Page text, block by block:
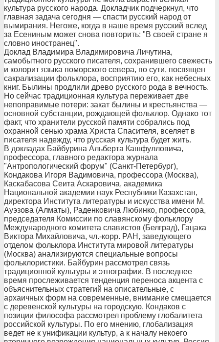
культура русского народа. Докладчик подчеркнул, что
главная задача сегодня — спасти русский народ от
вымирания. Негоже, когда в наше время русский вслед
за Есениным может снова повторить: "В своей стране я
словно иностранец".
Доклад Владимира Владимировича Личутина,
самобытного русского писателя, сохранившего свежесть
и колорит языка поморского севера, по сути, посвящен
сакрализации фольклора, восприятию его, как небесных
книг. Былины продлили древо русского рода в вечность.
Но сейчас традиционная культура переживает две
непоправимые потери: закат былины и крестьянства —
основной субстанции, рождающей фольклор. Однако тот
факт, что хранители русской памяти собрались под
охранной сенью храма Христа Спасителя, вселяет в
писателя надежду, что русская культура будет жить.
В докладах Байбурина Альберта Кашфулловича,
профессора, главного редактора журнала
"Антропологический форум" (Санкт-Петербург),
Кондакова Игоря Вадимовича, профессора (Москва),
Каскабасова Сеита Аскаровича, академика
Национальной академии наук Республики Казахстан,
директора Института литературы и искусства имени М.
Ауэзова (Алматы), Раденковича Любинко, профессора,
председателя Комиссии по славянскому фольклору
Международного комитета славистов (Белград), Гацака
Виктора Михайловича, чл.-корр. РАН, заведующего
отделом фольклора Института мировой литературы
(Москва) анализируются специальные вопросы
фольклористики. Байбурин рассмотрел связь
традиционной культуры и этнографии. В последнее
время прослеживается тенденция переноса акцента с
объяснительных стратегий на описательные, с
архаичных форм на современные, внимание смещается
с деревенской культуры на городскую. Кондаков с
позиции философа рассмотрел проблему глобалитета
российской культуры. По его мнению, глобализация
ведет не к унификации культур, а к началу некоего